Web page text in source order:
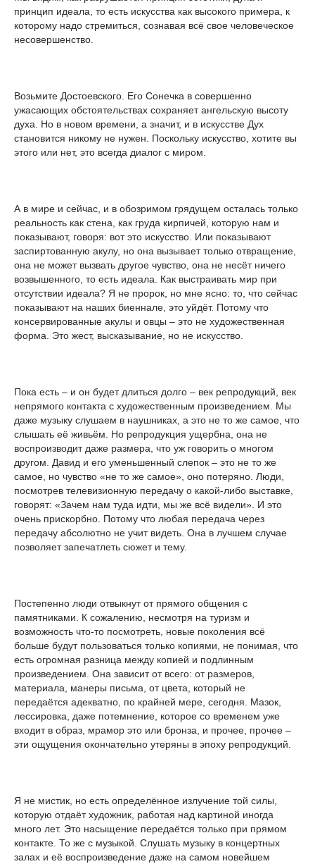
принцип идеала, то есть искусства как высокого примера, к
которому надо стремиться, сознавая всё свое человеческое
несовершенство.
Возьмите Достоевского. Его Сонечка в совершенно
ужасающих обстоятельствах сохраняет ангельскую высоту
духа. Но в новом времени, а значит, и в искусстве Дух
становится никому не нужен. Поскольку искусство, хотите вы
этого или нет, это всегда диалог с миром.
А в мире и сейчас, и в обозримом грядущем осталась только
реальность как стена, как груда кирпичей, которую нам и
показывают, говоря: вот это искусство. Или показывают
заспиртованную акулу, но она вызывает только отвращение,
она не может вызвать другое чувство, она не несёт ничего
возвышенного, то есть идеала. Как выстраивать мир при
отсутствии идеала? Я не пророк, но мне ясно: то, что сейчас
показывают на наших биеннале, это уйдёт. Потому что
консервированные акулы и овцы – это не художественная
форма. Это жест, высказывание, но не искусство.
Пока есть – и он будет длиться долго – век репродукций, век
непрямого контакта с художественным произведением. Мы
даже музыку слушаем в наушниках, а это не то же самое, что
слышать её живьём. Но репродукция ущербна, она не
воспроизводит даже размера, что уж говорить о многом
другом. Давид и его уменьшенный слепок – это не то же
самое, но чувство «не то же самое», оно потеряно. Люди,
посмотрев телевизионную передачу о какой-либо выставке,
говорят: «Зачем нам туда идти, мы же всё видели». И это
очень прискорбно. Потому что любая передача через
передачу абсолютно не учит видеть. Она в лучшем случае
позволяет запечатлеть сюжет и тему.
Постепенно люди отвыкнут от прямого общения с
памятниками. К сожалению, несмотря на туризм и
возможность что-то посмотреть, новые поколения всё
больше будут пользоваться только копиями, не понимая, что
есть огромная разница между копией и подлинным
произведением. Она зависит от всего: от размеров,
материала, манеры письма, от цвета, который не
передаётся адекватно, по крайней мере, сегодня. Мазок,
лессировка, даже потемнение, которое со временем уже
входит в образ, мрамор это или бронза, и прочее, прочее –
эти ощущения окончательно утеряны в эпоху репродукций.
Я не мистик, но есть определённое излучение той силы,
которую отдаёт художник, работая над картиной иногда
много лет. Это насыщение передаётся только при прямом
контакте. То же с музыкой. Слушать музыку в концертных
залах и её воспроизведение даже на самом новейшем